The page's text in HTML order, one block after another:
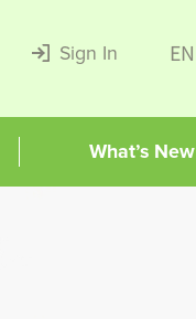
Sign In EN
What’s New